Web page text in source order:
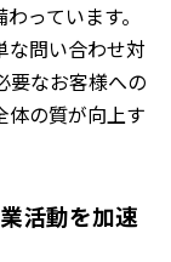
っています。
な問い合わせ対
要なお客様への
体の質が向上す
活動を加速